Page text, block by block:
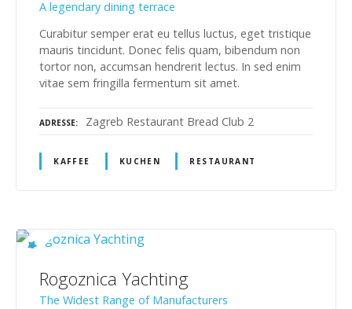
A legendary dining terrace
Curabitur semper erat eu tellus luctus, eget tristique
mauris tincidunt. Donec felis quam, bibendum non
tortor non, accumsan hendrerit lectus. In sed enim
vitae sem fringilla fermentum sit amet.
ADRESSE Zagreb Restaurant Bread Club 2
KAFFEE KUCHEN RESTAURANT
Rogoznica Yachting
The Widest Range of Manufacturers